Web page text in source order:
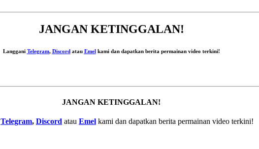
JANGAN KETINGGALAN!
Langgani Telegram, Discordatau Emel kami dan dapatkan berita permainan video terkini!
JANGAN KETINGGALAN!
Telegram, Discord atau Emel kami dan dapatkan berita permainan video terkini!